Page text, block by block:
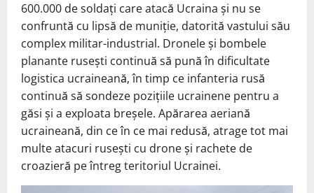
600.000 de soldați care atacă Ucraina și nu se
confruntă cu lipsă de muniție, datorită vastului său
complex militar-industrial. Dronele și bombele
planante rusești continuă să pună în dificultate
logistica ucraineană, în timp ce infanteria rusă
continuă să sondeze pozițiile ucrainene pentru a
găsi și a exploata breșele. Apărarea aeriană
ucraineană, din ce în ce mai redusă, atrage tot mai
multe atacuri rusești cu drone și rachete de
croazieră pe întreg teritoriul Ucrainei.